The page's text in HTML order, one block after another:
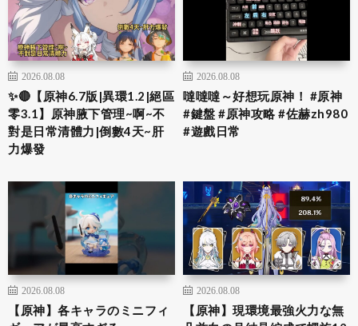
2026.08.08
✨🔴【原神6.7版|異環1.2|絕區
零3.1】原神腋下管理~啊~不
對是日常清體力|倒數4天~肝
力爆發
2026.08.08
噠噠噠～好想玩原神！ #原神
#鍵盤 #原神攻略 #佐赫zh980
#遊戲日常
2026.08.08
【原神】各キャラのミニフィ
2026.08.08
【原神】現環境最強火力な無